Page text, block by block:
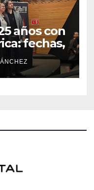
años con
fechas,
lo que